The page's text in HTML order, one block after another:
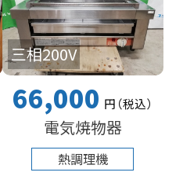
三相200V
66,000 円（税込）
電気焼物器
熱調理機